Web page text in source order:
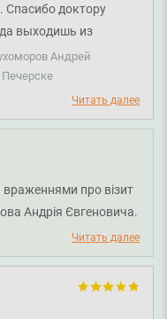
доктору
выходишь из
даже не начав
Андрей
Читать далее
враженнями про візит
Андрія Євгеновича.
Читать далее